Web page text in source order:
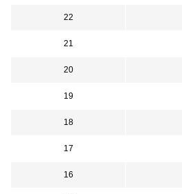
22
21
20
19
18
17
16